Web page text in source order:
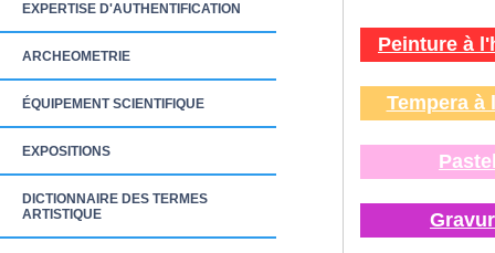
EXPERTISE D'AUTHENTIFICATION
ARCHEOMETRIE
ÉQUIPEMENT SCIENTIFIQUE
EXPOSITIONS
DICTIONNAIRE DES TERMES
ARTISTIQUE
Peinture à
Tempera à